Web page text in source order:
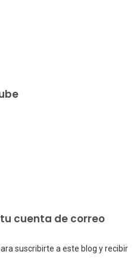
cuenta de correo
suscribirte a este blog y recibir